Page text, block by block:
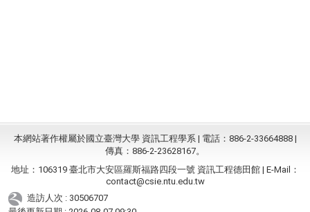
本網站著作權屬於國立臺灣大學 資訊工程學系 | 電話：886-2-33664888 |
傳真：886-2-23628167。
地址：106319 臺北市大安區羅斯福路四段一號 資訊工程德田館 | E-Mail：
contact@csie.ntu.edu.tw
造訪人次 : 30506707